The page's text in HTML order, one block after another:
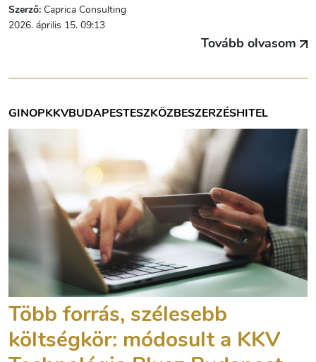
Szerző: Caprica Consulting
2026. április 15. 09:13
Tovább olvasom
GINOPKKVBUDAPESTESZKÖZBESZERZÉSHITEL
Több forrás, szélesebb
költségkör: módosult a KKV